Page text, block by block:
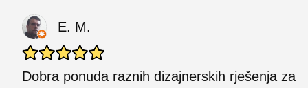
E. M.
Dobra ponuda raznih dizajnerskih rješenja za